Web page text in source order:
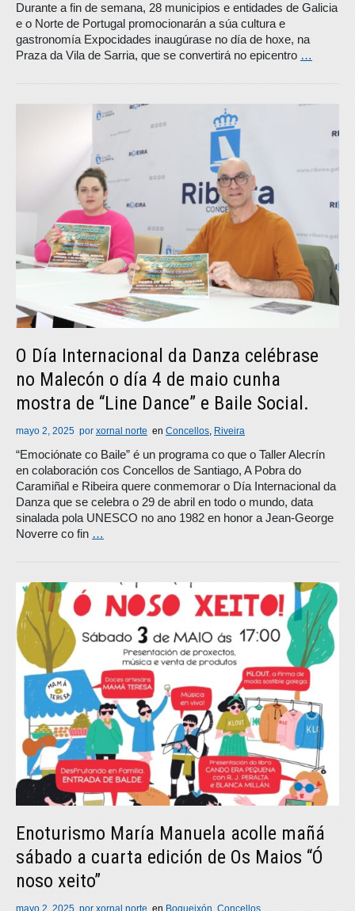
Durante a fin de semana, 28 municipios e entidades de Galicia
e o Norte de Portugal promocionarán a súa cultura e
gastronomía Expocidades inaugúrase no día de hoxe, na
Praza da Vila de Sarria, que se convertirá no epicentro …
O Día Internacional da Danza celébrase
no Malecón o día 4 de maio cunha
mostra de “Line Dance” e Baile Social.
mayo 2, 2025 por xornal norte en Concellos, Riveira
“Emociónate co Baile” é un programa co que o Taller Alecrín
en colaboración cos Concellos de Santiago, A Pobra do
Caramiñal e Ribeira quere conmemorar o Día Internacional da
Danza que se celebra o 29 de abril en todo o mundo, data
sinalada pola UNESCO no ano 1982 en honor a Jean-George
Noverre co fin …
Enoturismo María Manuela acolle mañá
sábado a cuarta edición de Os Maios “Ó
noso xeito”